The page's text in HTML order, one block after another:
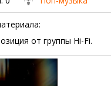
:
от группы Hi-Fi.